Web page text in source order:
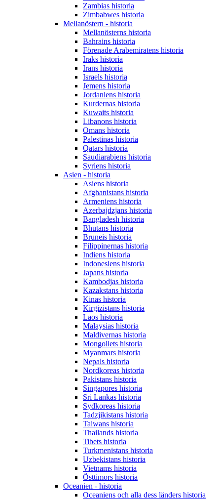
Zambias historia
Zimbabwes historia
Mellanöstern - historia
Mellanösterns historia
Bahrains historia
Förenade Arabemiratens historia
Iraks historia
Irans historia
Israels historia
Jemens historia
Jordaniens historia
Kurdernas historia
Kuwaits historia
Libanons historia
Omans historia
Palestinas historia
Qatars historia
Saudiarabiens historia
Syriens historia
Asien - historia
Asiens historia
Afghanistans historia
Armeniens historia
Azerbajdzjans historia
Bangladesh historia
Bhutans historia
Bruneis historia
Filippinernas historia
Indiens historia
Indonesiens historia
Japans historia
Kambodjas historia
Kazakstans historia
Kinas historia
Kirgizistans historia
Laos historia
Malaysias historia
Maldivernas historia
Mongoliets historia
Myanmars historia
Nepals historia
Nordkoreas historia
Pakistans historia
Singapores historia
Sri Lankas historia
Sydkoreas historia
Tadzjikistans historia
Taiwans historia
Thailands historia
Tibets historia
Turkmenistans historia
Uzbekistans historia
Vietnams historia
Östtimors historia
Oceanien - historia
Oceaniens och alla dess länders historia